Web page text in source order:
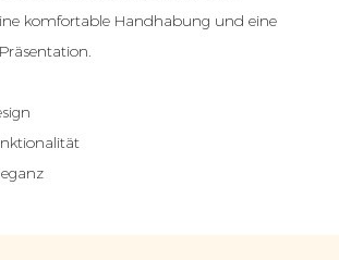
komfortable Handhabung und eine